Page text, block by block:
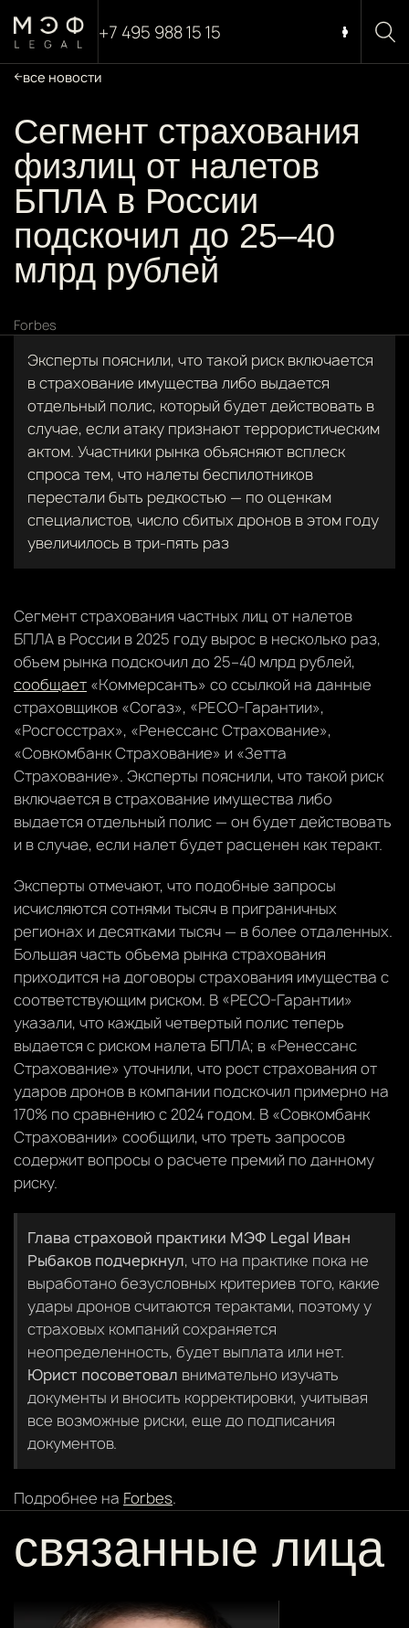
+7 495 988 15 15
все новости
Сегмент страхования
физлиц от налетов
БПЛА в России
подскочил до 25–40
млрд рублей
Forbes
Эксперты пояснили, что такой риск включается
в страхование имущества либо выдается
отдельный полис, который будет действовать в
случае, если атаку признают террористическим
актом. Участники рынка объясняют всплеск
спроса тем, что налеты беспилотников
перестали быть редкостью — по оценкам
специалистов, число сбитых дронов в этом году
увеличилось в три-пять раз
Сегмент страхования частных лиц от налетов
БПЛА в России в 2025 году вырос в несколько раз,
объем рынка подскочил до 25–40 млрд рублей,
сообщает «Коммерсантъ» со ссылкой на данные
страховщиков «Согаз», «РЕСО-Гарантии»,
«Росгосстрах», «Ренессанс Страхование»,
«Совкомбанк Страхование» и «Зетта
Страхование». Эксперты пояснили, что такой риск
включается в страхование имущества либо
выдается отдельный полис — он будет действовать
и в случае, если налет будет расценен как теракт.
Эксперты отмечают, что подобные запросы
исчисляются сотнями тысяч в приграничных
регионах и десятками тысяч — в более отдаленных.
Большая часть объема рынка страхования
приходится на договоры страхования имущества с
соответствующим риском. В «РЕСО-Гарантии»
указали, что каждый четвертый полис теперь
выдается с риском налета БПЛА; в «Ренессанс
Страхование» уточнили, что рост страхования от
ударов дронов в компании подскочил примерно на
170% по сравнению с 2024 годом. В «Совкомбанк
Страховании» сообщили, что треть запросов
содержит вопросы о расчете премий по данному
риску.
Глава страховой практики МЭФ Legal Иван
Рыбаков подчеркнул, что на практике пока не
выработано безусловных критериев того, какие
удары дронов считаются терактами, поэтому у
страховых компаний сохраняется
неопределенность, будет выплата или нет.
Юрист посоветовал внимательно изучать
документы и вносить корректировки, учитывая
все возможные риски, еще до подписания
документов.
Подробнее на Forbes.
связанные лица